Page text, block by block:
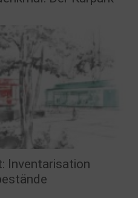
Inventarisation